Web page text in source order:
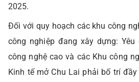
2025.
Đối với quy hoạch các khu công
công nghiệp đang xây dựng:
công nghệ cao và các Khu công
Kinh tế mở Chu Lai phải bố trí